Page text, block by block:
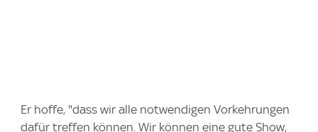
Er hoffe, "dass wir alle notwendigen Vorkehrungen
dafür treffen können. Wir können eine gute Show,